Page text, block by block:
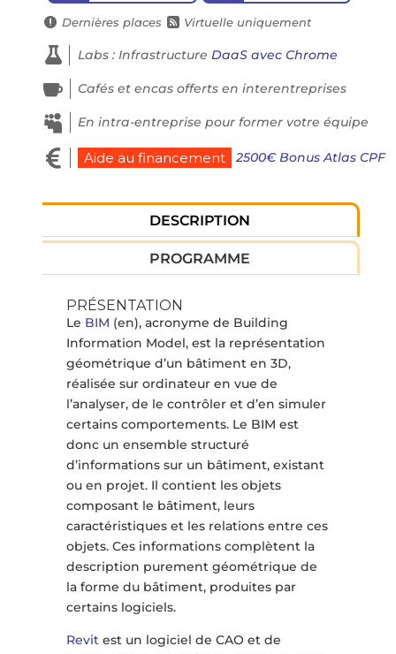
 Dernières places  Virtuelle uniquement
 Labs : Infrastructure DaaS avec Chrome
 Cafés et encas offerts en interentreprises
 En intra-entreprise pour former votre équipe
 Aide au financement 2500€ Bonus Atlas CPF
DESCRIPTION
PROGRAMME
PRÉSENTATION
Le BIM (en), acronyme de Building
Information Model, est la représentation
géométrique d’un bâtiment en 3D,
réalisée sur ordinateur en vue de
l’analyser, de le contrôler et d’en simuler
certains comportements. Le BIM est
donc un ensemble structuré
d’informations sur un bâtiment, existant
ou en projet. Il contient les objets
composant le bâtiment, leurs
caractéristiques et les relations entre ces
objets. Ces informations complètent la
description purement géométrique de
la forme du bâtiment, produites par
certains logiciels.
Revitest un logiciel de CAO et de